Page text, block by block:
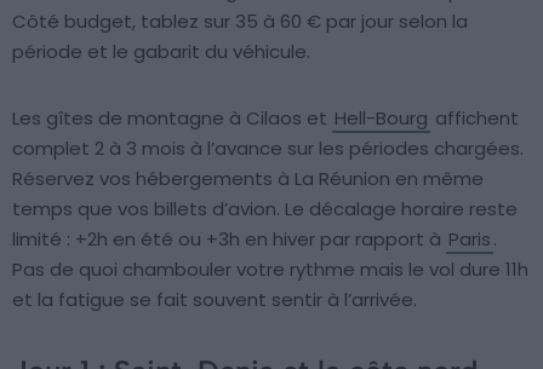
Côté budget, tablez sur 35 à 60 € par jour selon la
période et le gabarit du véhicule.
Les gîtes de montagne à Cilaos et Hell-Bourg affichent
complet 2 à 3 mois à l’avance sur les périodes chargées.
Réservez vos hébergements à La Réunion en même
temps que vos billets d’avion. Le décalage horaire reste
limité : +2h en été ou +3h en hiver par rapport à Paris.
Pas de quoi chambouler votre rythme mais le vol dure 11h
et la fatigue se fait souvent sentir à l’arrivée.